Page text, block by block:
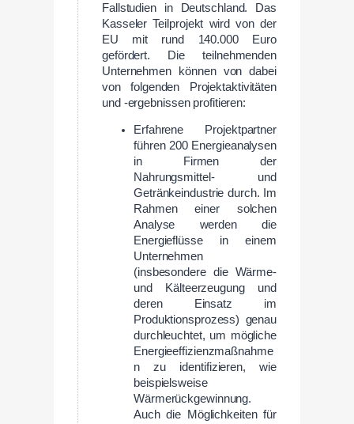
Fallstudien in Deutschland. Das
Kasseler Teilprojekt wird von der
EU mit rund 140.000 Euro
gefördert. Die teilnehmenden
Unternehmen können von dabei
von folgenden Projektaktivitäten
und -ergebnissen profitieren:
Erfahrene Projektpartner
führen 200 Energieanalysen
in Firmen der
Nahrungsmittel- und
Getränkeindustrie durch. Im
Rahmen einer solchen
Analyse werden die
Energieflüsse in einem
Unternehmen
(insbesondere die Wärme-
und Kälteerzeugung und
deren Einsatz im
Produktionsprozess) genau
durchleuchtet, um mögliche
Energieeffizienzmaßnahme
n zu identifizieren, wie
beispielsweise
Wärmerückgewinnung.
Auch die Möglichkeiten für